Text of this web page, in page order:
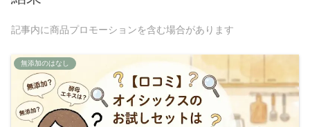
記事内に商品プロモーションを含む場合があります
無添加のはなし